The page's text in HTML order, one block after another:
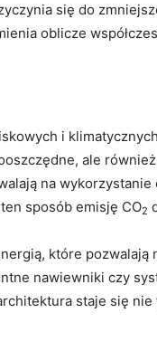
się do
oblicze
i
ale
na wykorzystanie
sposób emisję CO2
które pozwalają
nawiewniki czy
staje się